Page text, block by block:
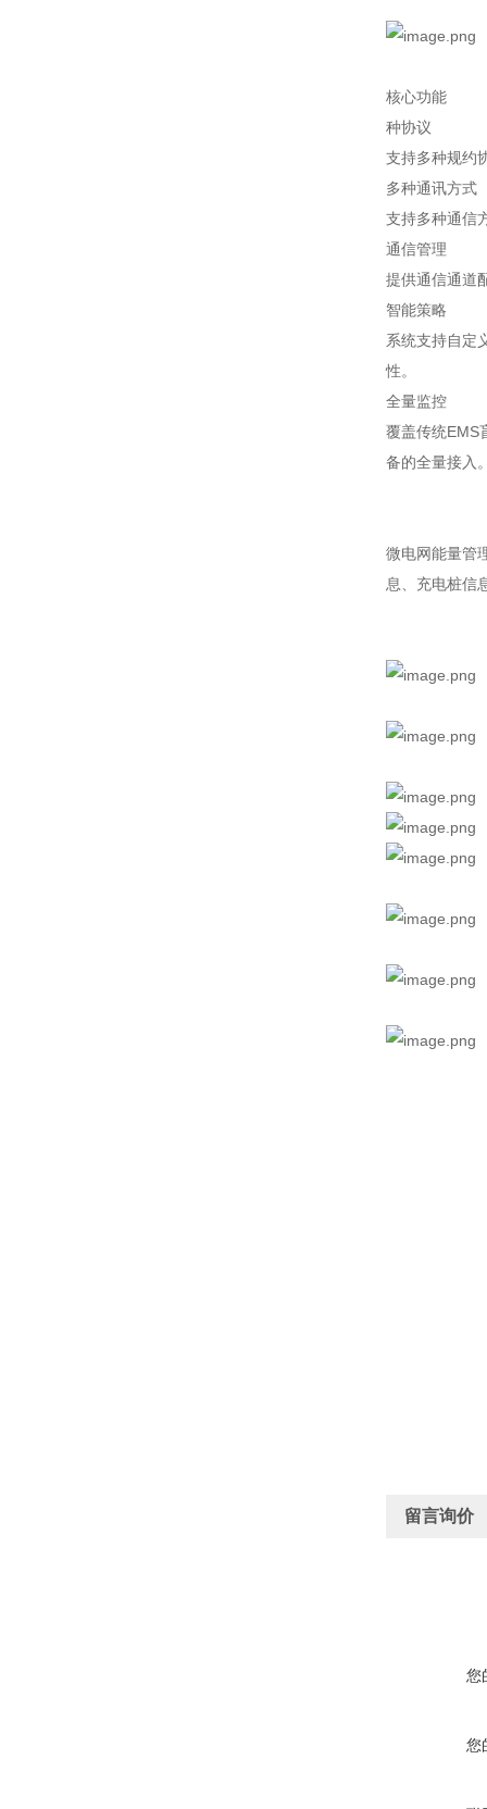
核心功能
种协议
支持多种规约
多种通讯方式
支持多种通信
通信管理
提供通信通道
智能策略
系统支持自定
性。
全量监控
覆盖传统EMS
备的全量接入
微电网能量管
息、充电桩信
留言询价
您
您